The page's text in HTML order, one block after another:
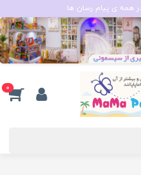
در همه ی پیام رسان ها
0